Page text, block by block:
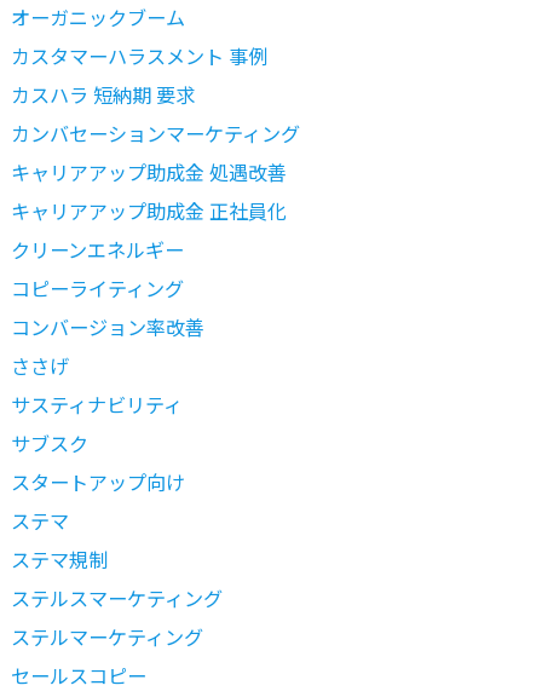
オーガニックブーム
カスタマーハラスメント 事例
カスハラ 短納期 要求
カンバセーションマーケティング
キャリアアップ助成金 処遇改善
キャリアアップ助成金 正社員化
クリーンエネルギー
コピーライティング
コンバージョン率改善
ささげ
サスティナビリティ
サブスク
スタートアップ向け
ステマ
ステマ規制
ステルスマーケティング
ステルマーケティング
セールスコピー